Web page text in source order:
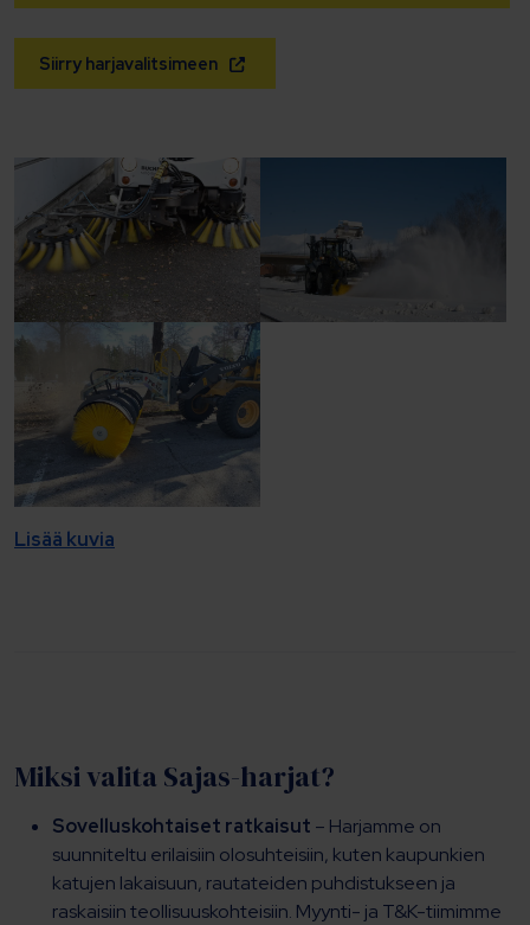
Siirry harjavalitsimeen
Lisää kuvia
Miksi valita Sajas-harjat?
Sovelluskohtaiset ratkaisut – Harjamme on
suunniteltu erilaisiin olosuhteisiin, kuten kaupunkien
katujen lakaisuun, rautateiden puhdistukseen ja
raskaisiin teollisuuskohteisiin. Myynti- ja T&K-tiimimme